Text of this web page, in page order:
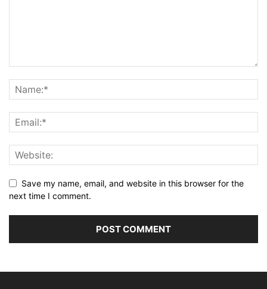
Save my name, email, and website in this browser for the
next time I comment.